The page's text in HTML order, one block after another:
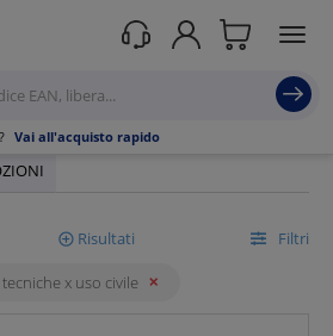
Vai all'acquisto rapido
Canalizzazioni Rettangolari e
x uso civile
Risultati Filtri
x uso civile